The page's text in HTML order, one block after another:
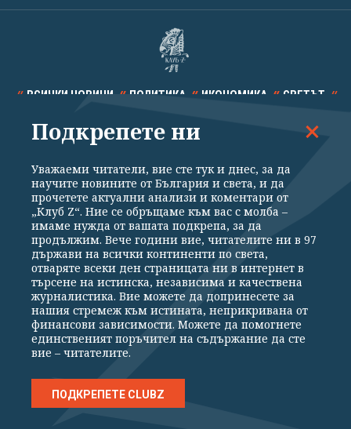
ВСИЧКИ НОВИНИ ПОЛИТИКА ИКОНОМИКА СВЕТЪТ
СПОРТ КУЛТУРА ТЕХНОЛОГИИ КАЛЕЙДОСКОП
Общи условия
Политика за поверителност
Реклама
Партньори Контакти
За Клуб Z
Екип
Подкрепете ни
Издател на www.clubz.bg е „Клуб Зебра Медия“ ЕООД, София, ул. "Алеко
Константинов" 3. Всички права запазени 2026 „Клуб Зебра Медия“
Препечатването на материали, снимки и видео от www.clubz.bg без
разрешение ще бъде преследвано по съдебен път, съгласно
ОБЩИТЕ УСЛОВИЯ
Подкрепете ни
Уважаеми читатели, вие сте тук и днес, за да
научите новините от България и света, и да
прочетете актуални анализи и коментари от
„Клуб Z“. Ние се обръщаме към вас с молба –
имаме нужда от вашата подкрепа, за да
продължим. Вече години вие, читателите ни в 97
държави на всички континенти по света,
отваряте всеки ден страницата ни в интернет в
търсене на истинска, независима и качествена
журналистика. Вие можете да допринесете за
нашия стремеж към истината, неприкривана от
финансови зависимости. Можете да помогнете
единственият поръчител на съдържание да сте
вие – читателите.
ПОДКРЕПЕТЕ CLUBZ